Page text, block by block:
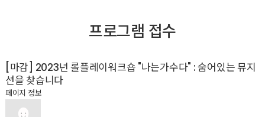
프로그램 접수
[마감] 2023년 롤플레이워크숍 "나는가수다" : 숨어있는 뮤지
션을 찾습니다
페이지 정보